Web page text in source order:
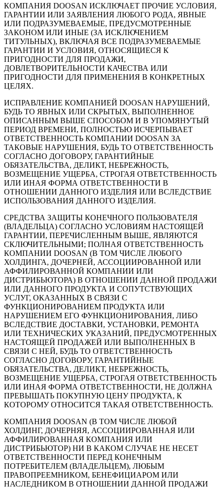
КОМПАНИЯ DOOSAN ИСКЛЮЧАЕТ ПРОЧИЕ УСЛОВИЯ,
ГАРАНТИИ ИЛИ ЗАЯВЛЕНИЯ ЛЮБОГО РОДА, ЯВНЫЕ
ИЛИ ПОДРАЗУМЕВАЕМЫЕ, ПРЕДУСМОТРЕННЫЕ
ЗАКОНОМ ИЛИ ИНЫЕ (ЗА ИСКЛЮЧЕНИЕМ
ТИТУЛЬНЫХ), ВКЛЮЧАЯ ВСЕ ПОДРАЗУМЕВАЕМЫЕ
ГАРАНТИИ И УСЛОВИЯ, ОТНОСЯЩИЕСЯ К
ПРИГОДНОСТИ ДЛЯ ПРОДАЖИ,
ДОВЛЕТВОРИТЕЛЬНОСТИ КАЧЕСТВА ИЛИ
ПРИГОДНОСТИ ДЛЯ ПРИМЕНЕНИЯ В КОНКРЕТНЫХ
ЦЕЛЯХ.
ИСПРАВЛЕНИЕ КОМПАНИЕЙ DOOSAN НАРУШЕНИЙ,
БУДЬ ТО ЯВНЫХ ИЛИ СКРЫТЫХ, ВЫПОЛНЕННОЕ
ОПИСАННЫМ ВЫШЕ СПОСОБОМ И В УПОМЯНУТЫЙ
ПЕРИОД ВРЕМЕНИ, ПОЛНОСТЬЮ ИСЧЕРПЫВАЕТ
ОТВЕТСТВЕННОСТЬ КОМПАНИИ DOOSAN ЗА
ТАКОВЫЕ НАРУШЕНИЯ, БУДЬ ТО ОТВЕТСТВЕННОСТЬ
СОГЛАСНО ДОГОВОРУ, ГАРАНТИЙНЫЕ
ОБЯЗАТЕЛЬСТВА, ДЕЛИКТ, НЕБРЕЖНОСТЬ,
ВОЗМЕЩЕНИЕ УЩЕРБА, СТРОГАЯ ОТВЕТСТВЕННОСТЬ
ИЛИ ИНАЯ ФОРМА ОТВЕТСТВЕННОСТИ В
ОТНОШЕНИИ ДАННОГО ИЗДЕЛИЯ ИЛИ ВСЛЕДСТВИЕ
ИСПОЛЬЗОВАНИЯ ДАННОГО ИЗДЕЛИЯ.
СРЕДСТВА ЗАЩИТЫ КОНЕЧНОГО ПОЛЬЗОВАТЕЛЯ
(ВЛАДЕЛЬЦА) СОГЛАСНО УСЛОВИЯМ НАСТОЯЩЕЙ
ГАРАНТИИ, ПЕРЕЧИСЛЕННЫМ ВЫШЕ, ЯВЛЯЮТСЯ
СКЛЮЧИТЕЛЬНЫМИ; ПОЛНАЯ ОТВЕТСТВЕННОСТЬ
КОМПАНИИ DOOSAN (В ТОМ ЧИСЛЕ ЛЮБОГО
ХОЛДИНГА, ДОЧЕРНЕЙ, АССОЦИИРОВАННОЙ ИЛИ
АФФИЛИРОВАННОЙ КОМПАНИИ ИЛИ
ДИСТРИБЬЮТОРА) В ОТНОШЕНИИ ДАННОЙ ПРОДАЖИ
ИЛИ ДАННОГО ПРОДУКТА И СОПУТСТВУЮЩИХ
УСЛУГ, ОКАЗАННЫХ В СВЯЗИ С
ФУНКЦИОНИРОВАНИЕМ ПРОДУКТА ИЛИ
НАРУШЕНИЕМ ЕГО ФУНКЦИОНИРОВАНИЯ, ЛИБО
ВСЛЕДСТВИЕ ДОСТАВКИ, УСТАНОВКИ, РЕМОНТА
ИЛИ ТЕХНИЧЕСКИХ УКАЗАНИЙ, ПРЕДУСМОТРЕННЫХ
НАСТОЯЩЕЙ ПРОДАЖЕЙ ИЛИ ВЫПОЛНЕННЫХ В
СВЯЗИ С НЕЙ, БУДЬ ТО ОТВЕТСТВЕННОСТЬ
СОГЛАСНО ДОГОВОРУ, ГАРАНТИЙНЫЕ
ОБЯЗАТЕЛЬСТВА, ДЕЛИКТ, НЕБРЕЖНОСТЬ,
ВОЗМЕЩЕНИЕ УЩЕРБА, СТРОГАЯ ОТВЕТСТВЕННОСТЬ
ИЛИ ИНАЯ ФОРМА ОТВЕТСТВЕННОСТИ, НЕ ДОЛЖНА
ПРЕВЫШАТЬ ПОКУПНУЮ ЦЕНУ ПРОДУКТА, К
КОТОРОМУ ОТНОСИТСЯ ТАКАЯ ОТВЕТСТВЕННОСТЬ.
КОМПАНИЯ DOOSAN (В ТОМ ЧИСЛЕ ЛЮБОЙ
ХОЛДИНГ, ДОЧЕРНЯЯ, АССОЦИИРОВАННАЯ ИЛИ
АФФИЛИРОВАННАЯ КОМПАНИЯ ИЛИ
ДИСТРИБЬЮТОР) НИ В КАКОМ СЛУЧАЕ НЕ НЕСЕТ
ОТВЕТСТВЕННОСТИ ПЕРЕД КОНЕЧНЫМ
ПОТРЕБИТЕЛЕМ (ВЛАДЕЛЬЦЕМ), ЛЮБЫМ
ПРАВОПРЕЕМНИКОМ, БЕНЕФИЦИАРОМ ИЛИ
НАСЛЕДНИКОМ В ОТНОШЕНИИ ДАННОЙ ПРОДАЖИ